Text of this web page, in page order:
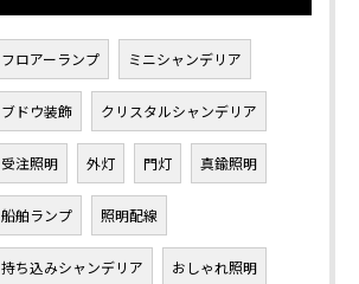
フロアーランプ ミニシャンデリア
ブドウ装飾 クリスタルシャンデリア
受注照明 外灯 門灯 真鍮照明
船舶ランプ 照明配線
持ち込みシャンデリア おしゃれ照明